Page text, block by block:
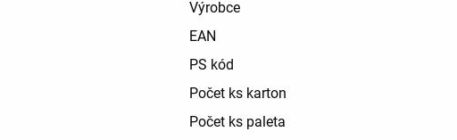
Výrobce
EAN
PS kód
Počet ks karton
Počet ks paleta